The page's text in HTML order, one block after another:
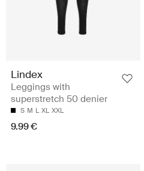
Lindex
Leggings with
superstretch 50 denier
S M L XL XXL
9.99 €